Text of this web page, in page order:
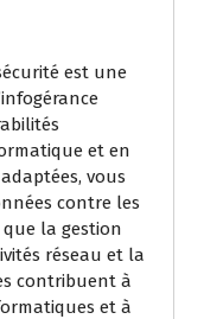
est une
et en
vous
contre les
que la gestion
réseau et la
contribuent à
et à